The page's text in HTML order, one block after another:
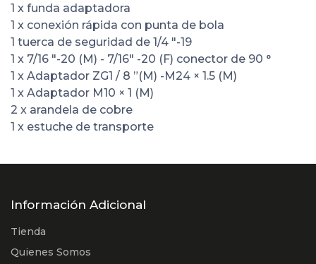
1 x funda adaptadora
1 x conexión rápida con punta de bola
1 tuerca de seguridad de 1/4 "-19
1 x 7/16 "-20 (M) - 7/16" -20 (F) conector de 90 °
1 x Adaptador ZG1 / 8 ”(M) -M24 × 1.5 (M)
1 x Adaptador M10 × 1 (M)
2 x arandela de cobre
1 x estuche de transporte
Información Adicional
Tienda
Quienes Somos